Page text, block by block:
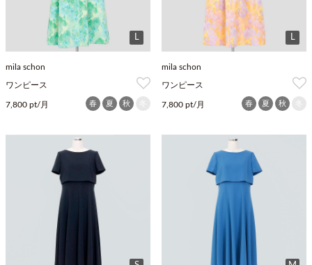
L
mila schon
ワンピース
7,800 pt/月 春 夏 秋
L
mila schon
ワンピース
7,800 pt/月 春 夏 秋